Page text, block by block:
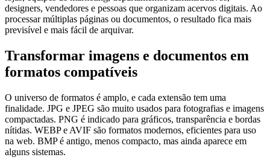
designers, vendedores e pessoas que organizam acervos digitais. Ao
processar múltiplas páginas ou documentos, o resultado fica mais
previsível e mais fácil de arquivar.
Transformar imagens e documentos em
formatos compatíveis
O universo de formatos é amplo, e cada extensão tem uma
finalidade. JPG e JPEG são muito usados para fotografias e imagens
compactadas. PNG é indicado para gráficos, transparência e bordas
nítidas. WEBP e AVIF são formatos modernos, eficientes para uso
na web. BMP é antigo, menos compacto, mas ainda aparece em
alguns sistemas.